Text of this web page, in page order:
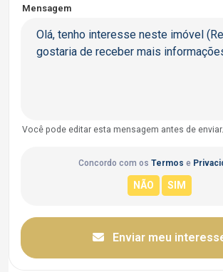
Mensagem
Você pode editar esta mensagem antes de enviar.
Concordo com os Termos e
Enviar meu